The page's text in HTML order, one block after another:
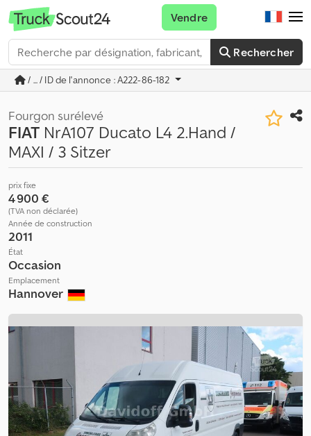
Rechercher
Vendre
/ ... / ID de l'annonce : A222-86-182
Fourgon surélevé
FIAT NrA107 Ducato L4 2.Hand /
MAXI / 3 Sitzer
prix fixe
4 900 €
(TVA non déclarée)
Année de construction
2011
État
Occasion
Emplacement
Hannover